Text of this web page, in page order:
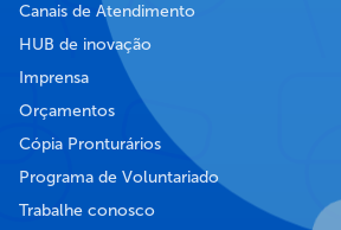
Canais de Atendimento
HUB de inovação
Imprensa
Orçamentos
Cópia Pronturários
Programa de Voluntariado
Trabalhe conosco